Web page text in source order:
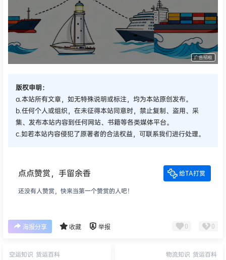
货代QA社·让货代之路更简单！
广告招租
版权申明：
a.本站所有文章，如无特殊说明或标注，均为本站原创发布。
b.任何个人或组织，在未征得本站同意时，禁止复制、盗用、采
集、发布本站内容到任何网站、书籍等各类媒体平台。
c.如若本站内容侵犯了原著者的合法权益，可联系我们进行处理。
点点赞赏，手留余香 给TA打赏
还没有人赞赏，快来当第一个赞赏的人吧！
海报分享 收藏 举报 0 0
空运知识 货运百科 物流知识 货运百科